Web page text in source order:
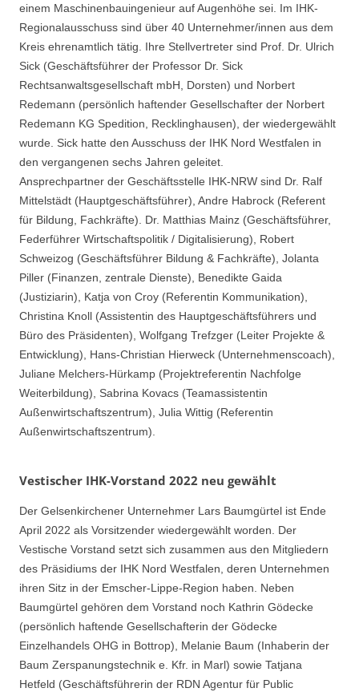
einem Maschinenbauingenieur auf Augenhöhe sei. Im IHK-
Regionalausschuss sind über 40 Unternehmer/innen aus dem
Kreis ehrenamtlich tätig. Ihre Stellvertreter sind Prof. Dr. Ulrich
Sick (Geschäftsführer der Professor Dr. Sick
Rechtsanwaltsgesellschaft mbH, Dorsten) und Norbert
Redemann (persönlich haftender Gesellschafter der Norbert
Redemann KG Spedition, Recklinghausen), der wiedergewählt
wurde. Sick hatte den Ausschuss der IHK Nord Westfalen in
den vergangenen sechs Jahren geleitet.
Ansprechpartner der Geschäftsstelle IHK-NRW sind Dr. Ralf
Mittelstädt (Hauptgeschäftsführer), Andre Habrock (Referent
für Bildung, Fachkräfte). Dr. Matthias Mainz (Geschäftsführer,
Federführer Wirtschaftspolitik / Digitalisierung), Robert
Schweizog (Geschäftsführer Bildung & Fachkräfte), Jolanta
Piller (Finanzen, zentrale Dienste), Benedikte Gaida
(Justiziarin), Katja von Croy (Referentin Kommunikation),
Christina Knoll (Assistentin des Hauptgeschäftsführers und
Büro des Präsidenten), Wolfgang Trefzger (Leiter Projekte &
Entwicklung), Hans-Christian Hierweck (Unternehmenscoach),
Juliane Melchers-Hürkamp (Projektreferentin Nachfolge
Weiterbildung), Sabrina Kovacs (Teamassistentin
Außenwirtschaftszentrum), Julia Wittig (Referentin
Außenwirtschaftszentrum).
Vestischer IHK-Vorstand 2022 neu gewählt
Der Gelsenkirchener Unternehmer Lars Baumgürtel ist Ende
April 2022 als Vorsitzender wiedergewählt worden. Der
Vestische Vorstand setzt sich zusammen aus den Mitgliedern
des Präsidiums der IHK Nord Westfalen, deren Unternehmen
ihren Sitz in der Emscher-Lippe-Region haben. Neben
Baumgürtel gehören dem Vorstand noch Kathrin Gödecke
(persönlich haftende Gesellschafterin der Gödecke
Einzelhandels OHG in Bottrop), Melanie Baum (Inhaberin der
Baum Zerspanungstechnik e. Kfr. in Marl) sowie Tatjana
Hetfeld (Geschäftsführerin der RDN Agentur für Public